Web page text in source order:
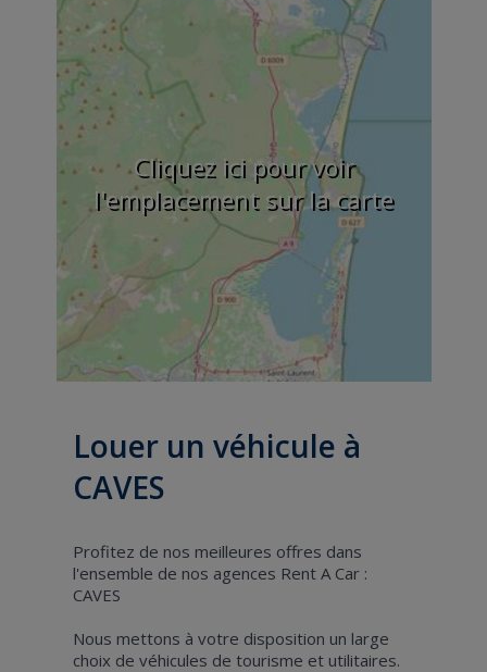
Cliquez ici pour voir
l'emplacement sur la carte
Louer un véhicule à
CAVES
Profitez de nos meilleures offres dans
l'ensemble de nos agences Rent A Car :
CAVES
Nous mettons à votre disposition un large
choix de véhicules de tourisme et utilitaires.